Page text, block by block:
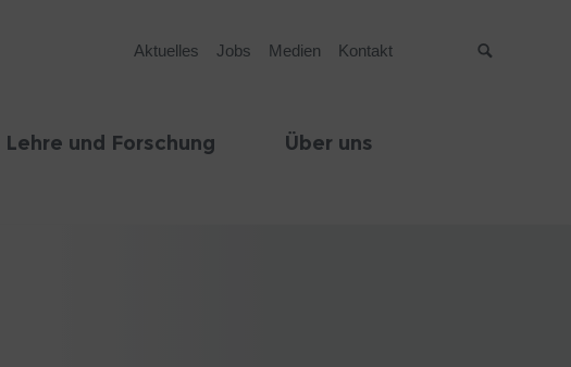
Aktuelles Jobs Medien Kontakt
Lehre und Forschung Über uns